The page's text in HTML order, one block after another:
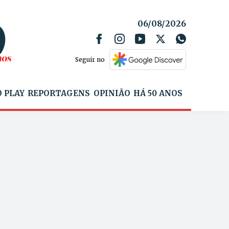
06/08/2026
Seguir no
PLAY REPORTAGENS OPINIÃO HÁ 50 ANOS